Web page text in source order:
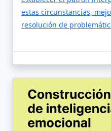
estas circunstancias,
resolución de